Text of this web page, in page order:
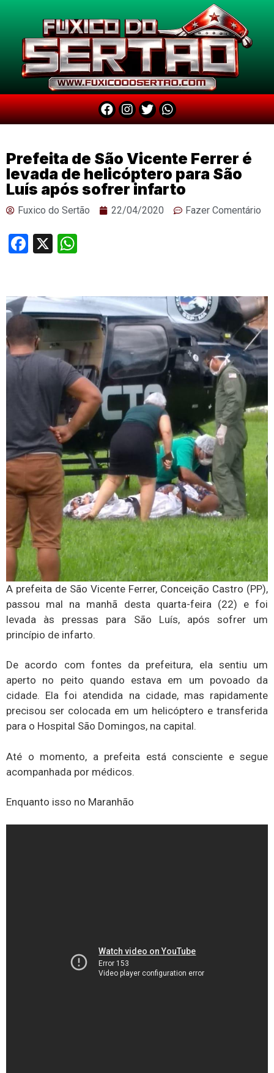
Prefeita de São Vicente Ferrer é
levada de helicóptero para São
Luís após sofrer infarto
Fuxico do Sertão 22/04/2020 Fazer Comentário
Facebook
X
A prefeita de São Vicente Ferrer, Conceição Castro (PP),
passou mal na manhã desta quarta-feira (22) e foi
levada às pressas para São Luís, após sofrer um
princípio de infarto.
De acordo com fontes da prefeitura, ela sentiu um
aperto no peito quando estava em um povoado da
cidade. Ela foi atendida na cidade, mas rapidamente
precisou ser colocada em um helicóptero e transferida
para o Hospital São Domingos, na capital.
Até o momento, a prefeita está consciente e segue
acompanhada por médicos.
Enquanto isso no Maranhão